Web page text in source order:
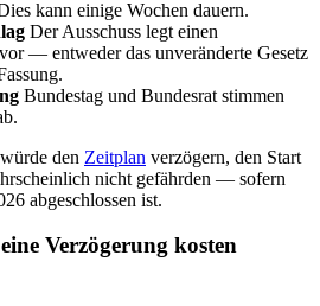
kann einige Wochen dauern.
Der Ausschuss legt einen
— entweder das unveränderte Gesetz
Bundestag und Bundesrat stimmen
den Zeitplan verzögern, den Start
nicht gefährden — sofern
abgeschlossen ist.
Verzögerung kosten